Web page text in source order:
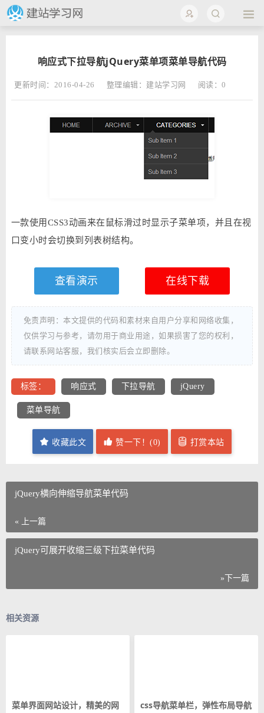
响应式下拉导航jQuery菜单项菜单导航代码
更新时间：2016-04-26 整理编辑：建站学习网 阅读：0
一款使用CSS3动画来在鼠标滑过时显示子菜单项，并且在视
口变小时会切换到列表树结构。
查看演示 在线下载
免责声明：本文提供的代码和素材来自用户分享和网络收集，
仅供学习与参考，请勿用于商业用途，如果损害了您的权利，
请联系网站客服，我们核实后会立即删除。
标签： 响应式 下拉导航 jQuery
菜单导航
收藏此文 赞一下！(0) 打赏本站
jQuery横向伸缩导航菜单代码
« 上一篇
jQuery可展开收缩三级下拉菜单代码
»下一篇
相关资源
菜单界面网站设计，精美的网
css导航菜单栏，弹性布局导航